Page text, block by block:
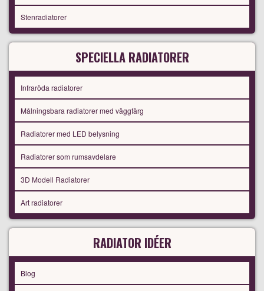
Stenradiatorer
SPECIELLA RADIATORER
Infraröda radiatorer
Målningsbara radiatorer med väggfärg
Radiatorer med LED belysning
Radiatorer som rumsavdelare
3D Modell Radiatorer
Art radiatorer
RADIATOR IDÉER
Blog